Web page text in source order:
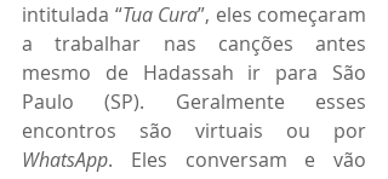
intitulada “Tua Cura”, eles começaram
a trabalhar nas canções antes
mesmo de Hadassah ir para São
Paulo (SP). Geralmente esses
WhatsApp. Eles conversam e vão